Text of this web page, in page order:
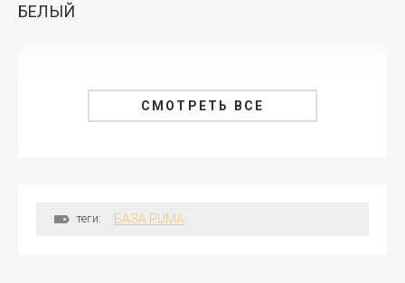
БЕЛЫЙ
СМОТРЕТЬ ВСЕ
теги: БАЗА PUMA